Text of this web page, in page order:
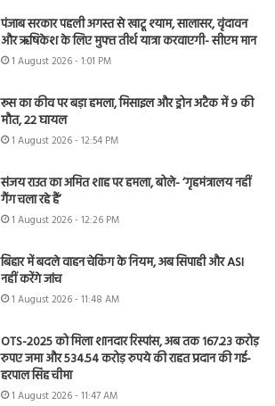
पंजाब सरकार पहली अगस्त से खाटू श्याम, सालासर, वृंदावन
और ऋषिकेश के लिए मुफ्त तीर्थ यात्रा करवाएगी- सीएम मान
1 August 2026 - 1:01 PM
रूस का कीव पर बड़ा हमला, मिसाइल और ड्रोन अटैक में 9 की
मौत, 22 घायल
1 August 2026 - 12:54 PM
संजय राउत का अमित शाह पर हमला, बोले- ‘गृहमंत्रालय नहीं
गैंग चला रहे हैं’
1 August 2026 - 12:26 PM
बिहार में बदले वाहन चेकिंग के नियम, अब सिपाही और ASI
नहीं करेंगे जांच
1 August 2026 - 11:48 AM
OTS-2025 को मिला शानदार रिस्पांस, अब तक 167.23 करोड़
रुपए जमा और 534.54 करोड़ रुपये की राहत प्रदान की गई-
हरपाल सिंह चीमा
1 August 2026 - 11:47 AM